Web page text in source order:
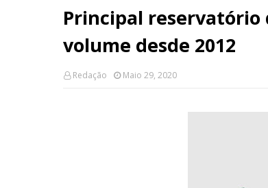
Principal reservatório
volume desde 2012
Redação Maio 29, 2020